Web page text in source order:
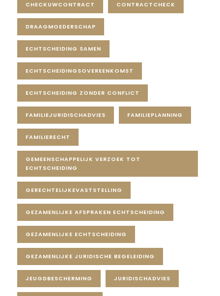
CHECKUWCONTRACT CONTRACTCHECK
DRAAGMOEDERSCHAP
ECHTSCHEIDING SAMEN
ECHTSCHEIDINGSOVEREENKOMST
ECHTSCHEIDING ZONDER CONFLICT
FAMILIEJURIDISCHADVIES FAMILIEPLANNING
FAMILIERECHT
GEMEENSCHAPPELIJK VERZOEK TOT
ECHTSCHEIDING
GERECHTELIJKEVASTSTELLING
GEZAMENLIJKE AFSPRAKEN ECHTSCHEIDING
GEZAMENLIJKE ECHTSCHEIDING
GEZAMENLIJKE JURIDISCHE BEGELEIDING
JEUGDBESCHERMING JURIDISCHADVIES